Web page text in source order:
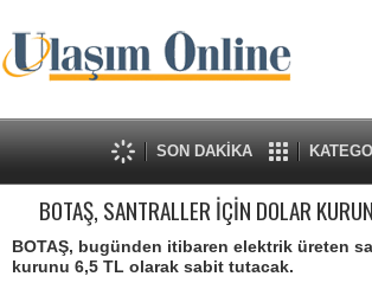
SON DAKİKA
BOTAŞ, SANTRALLER İÇİN DOLAR
BOTAŞ, bugünden itibaren elektrik üreten
kurunu 6,5 TL olarak sabit tutacak.